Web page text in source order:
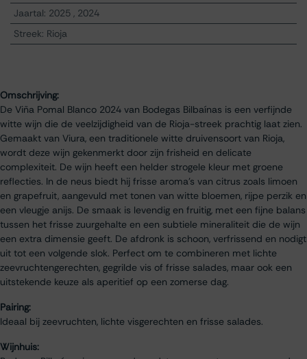
Jaartal: 2025, 2024
Streek: Rioja
Omschrijving:
De Viña Pomal Blanco 2024 van Bodegas Bilbaínas is een verfijnde
witte wijn die de veelzijdigheid van de Rioja-streek prachtig laat zien.
Gemaakt van Viura, een traditionele witte druivensoort van Rioja,
wordt deze wijn gekenmerkt door zijn frisheid en delicate
complexiteit. De wijn heeft een helder strogele kleur met groene
reflecties. In de neus biedt hij frisse aroma’s van citrus zoals limoen
en grapefruit, aangevuld met tonen van witte bloemen, rijpe perzik en
een vleugje anijs. De smaak is levendig en fruitig, met een fijne balans
tussen het frisse zuurgehalte en een subtiele mineraliteit die de wijn
een extra dimensie geeft. De afdronk is schoon, verfrissend en nodigt
uit tot een volgende slok. Perfect om te combineren met lichte
zeevruchtengerechten, gegrilde vis of frisse salades, maar ook een
uitstekende keuze als aperitief op een zomerse dag.
Pairing:
Ideaal bij zeevruchten, lichte visgerechten en frisse salades.
Wijnhuis: